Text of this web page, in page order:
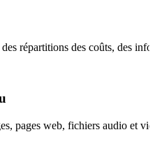
répartitions des coûts, des
pages web, fichiers audio et